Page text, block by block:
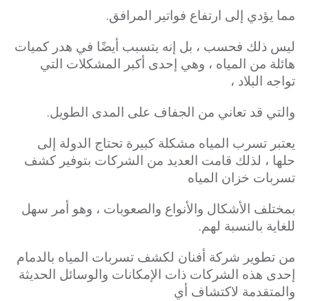
مما يؤدي إلى ارتفاع فواتير المرافق.
ليس ذلك فحسب ، بل إنه يتسبب أيضًا في هدر كميات
هائلة من المياه ، وهي إحدى أكبر المشكلات التي
تواجه البلاد ،
والتي قد تعاني من الجفاف على المدى الطويل.
يعتبر تسرب المياه مشكلة كبيرة تحتاج الدولة إلى
حلها ، لذلك قامت العديد من الشركات بتوفير كشف
تسربات خزان المياه
بمختلف الأشكال والأنواع والصعوبات ، وهو أمر سهل
للغاية بالنسبة لهم.
من تطوير شركة أفنان لكشف تسربات المياه بالدمام
إحدى هذه الشركات ذات الإمكانات والوسائل الحديثة
والمتقدمة لاكتشاف أي